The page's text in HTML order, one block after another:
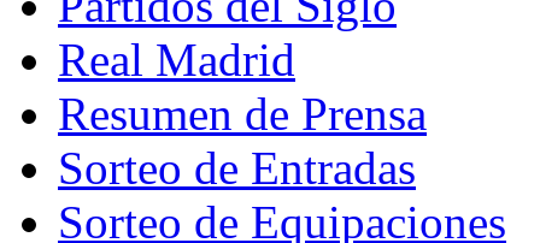
Real Madrid
Resumen de Prensa
Sorteo de Entradas
Sorteo de Equipaciones